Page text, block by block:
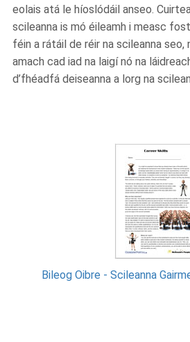
eolais atá le híoslódáil anseo.
scileanna is mó éileamh i measc
féin a rátáil de réir na scileanna seo,
amach cad iad na laigí nó na
d’fhéadfá deiseanna a lorg na
Bileog Oibre - Scileanna